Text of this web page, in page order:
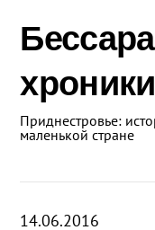
хроники
Приднестровье:
маленькой стране
14.06.2016